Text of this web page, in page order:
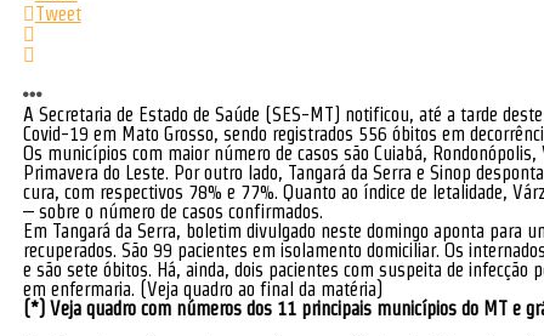
Tweet
A Secretaria de Estado de Saúde (SES-MT) notificou, até a tarde
Covid-19 em Mato Grosso, sendo registrados 556 óbitos em
Os municípios com maior número de casos são Cuiabá, Rondonópolis,
Primavera do Leste. Por outro lado, Tangará da Serra e Sinop
cura, com respectivos 78% e 77%. Quanto ao índice de letalidade,
– sobre o número de casos confirmados.
Em Tangará da Serra, boletim divulgado neste domingo aponta para
recuperados. São 99 pacientes em isolamento domiciliar. Os
e são sete óbitos. Há, ainda, dois pacientes com suspeita de
em enfermaria. (Veja quadro ao final da matéria)
(*) Veja quadro com números dos 11 principais municípios do MT e